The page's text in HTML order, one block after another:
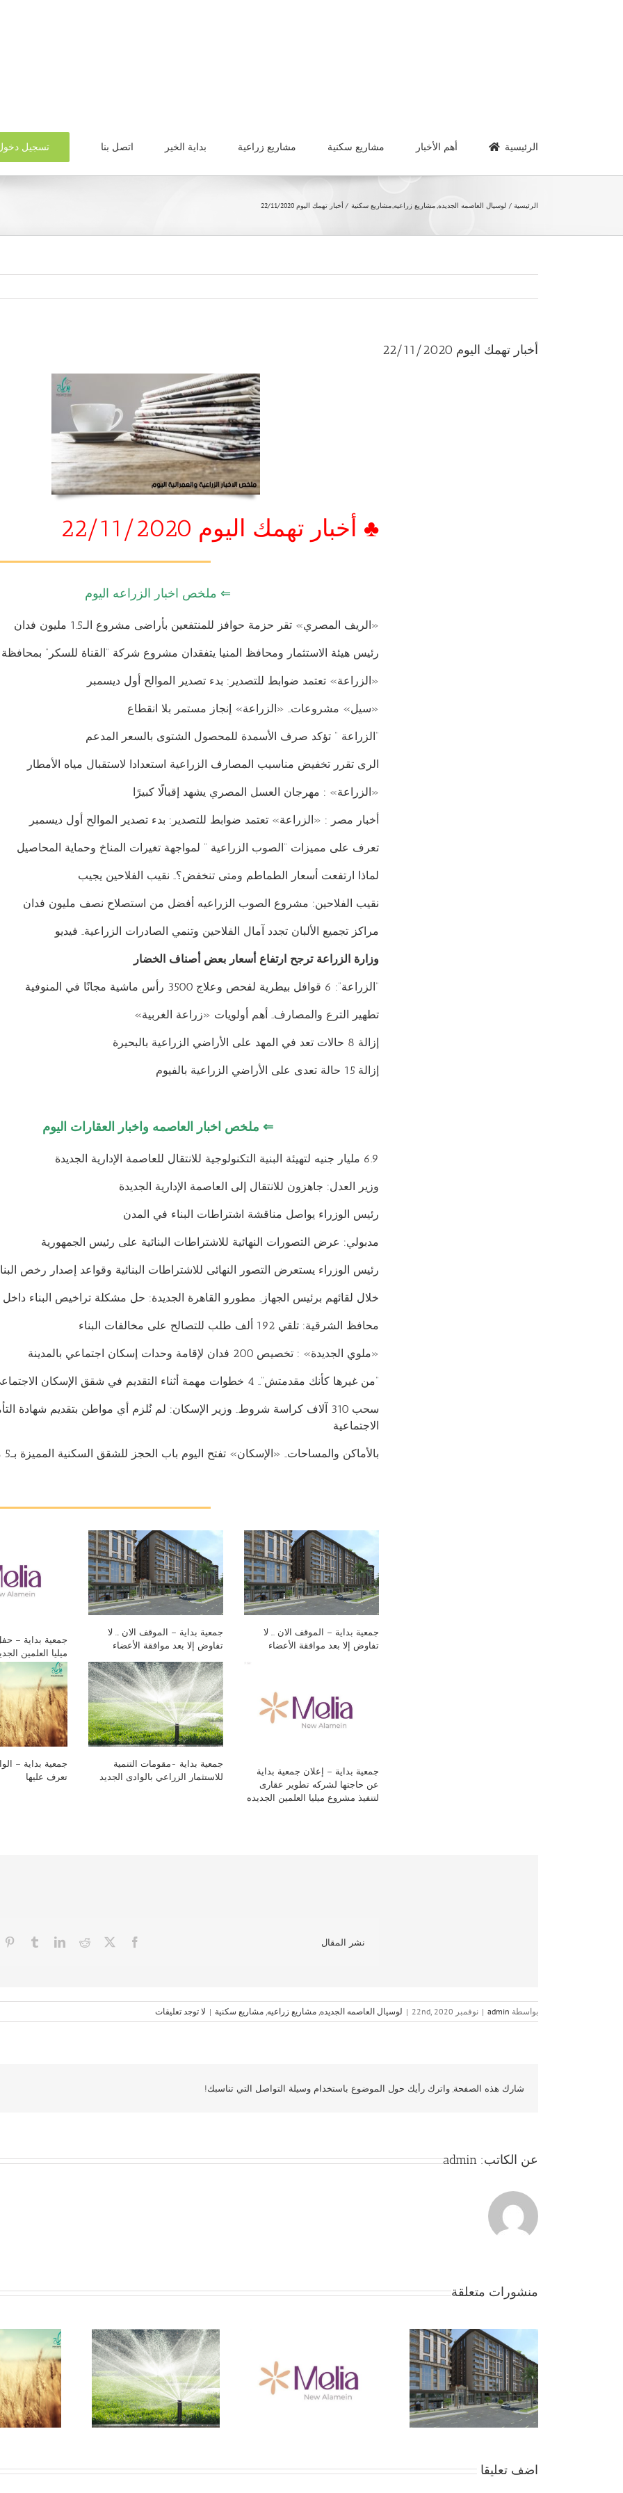
الرئيسية أهم الأخبار مشاريع سكنية مشاريع زراعية بداية الخير اتصل بنا تسجيل
الرئيسية لوسيال العاصمه الجديده مشاريع زراعيه مشاريع سكنية أخبار تهمك اليوم 22/11/2020
أخبار تهمك اليوم 22/11/2020
♣ أخبار تهمك اليوم 22/11/2020
⇐ ملخص اخبار الزراعه اليوم
«الريف المصري» تقر حزمة حوافز للمنتفعين بأراضى مشروع الـ1.5 مليون فدان
رئيس هيئة الاستثمار ومحافظ المنيا يتفقدان مشروع شركة “القناة للسكر” بمحافظة
«الزراعة» تعتمد ضوابط للتصدير: بدء تصدير الموالح أول ديسمبر
«سيل» مشروعات.. «الزراعة» إنجاز مستمر بلا انقطاع
“الزراعة ” تؤكد صرف الأسمدة للمحصول الشتوى بالسعر المدعم
الرى تقرر تخفيض مناسيب المصارف الزراعية استعدادا لاستقبال مياه الأمطار
«الزراعة» : مهرجان العسل المصري يشهد إقبالًا كبيرًا
أخبار مصر : «الزراعة» تعتمد ضوابط للتصدير: بدء تصدير الموالح أول ديسمبر
تعرف على مميزات “الصوب الزراعية ” لمواجهة تغيرات المناخ وحماية المحاصيل
لماذا ارتفعت أسعار الطماطم ومتى تنخفض؟.. نقيب الفلاحين يجيب
نقيب الفلاحين: مشروع الصوب الزراعيه أفضل من استصلاح نصف مليون فدان
مراكز تجميع الألبان تجدد آمال الفلاحين وتنمي الصادرات الزراعية.. فيديو
وزارة الزراعة ترجح ارتفاع أسعار بعض أصناف الخضار
“الزراعة”: 6 قوافل بيطرية لفحص وعلاج 3500 رأس ماشية مجانًا في المنوفية
تطهير الترع والمصارف.. أهم أولويات «زراعة الغربية»
إزالة 8 حالات تعد في المهد على الأراضي الزراعية بالبحيرة
إزالة 15 حالة تعدى على الأراضي الزراعية بالفيوم
⇐ ملخص اخبار العاصمه واخبار العقارات اليوم
6.9 مليار جنيه لتهيئة البنية التكنولوجية للانتقال للعاصمة الإدارية الجديدة
وزير العدل: جاهزون للانتقال إلى العاصمة الإدارية الجديدة
رئيس الوزراء يواصل مناقشة اشتراطات البناء في المدن
مدبولي: عرض التصورات النهائية للاشتراطات البنائية على رئيس الجمهورية
رئيس الوزراء يستعرض التصور النهائى للاشتراطات البنائية وقواعد إصدار رخص
خلال لقائهم برئيس الجهاز.. مطورو القاهرة الجديدة: حل مشكلة تراخيص البناء داخل
محافظ الشرقية: تلقي 192 ألف طلب للتصالح على مخالفات البناء
«ملوي الجديدة» : تخصيص 200 فدان لإقامة وحدات إسكان اجتماعي بالمدينة
“من غيرها كأنك مقدمتش”.. 4 خطوات مهمة أثناء التقديم في شقق الإسكان الاجتماعي
سحب 310 آلاف كراسة شروط.. وزير الإسكان: لم نُلزم أي مواطن بتقديم شهادة
الاجتماعية
بالأماكن والمساحات.. «الإسكان» تفتح اليوم باب الحجز للشقق السكنية المميزة بـ5 مدن جديدة
جمعية بداية – الموقف الان … لا
تفاوض إلا بعد موافقة الأعضاء
جمعية بداية – الموقف الان … لا
تفاوض إلا بعد موافقة الأعضاء
جمعية بداية –
ميليا العلمين
جمعية بداية – إعلان جمعية بداية
عن حاجتها لشركه تطوير عقارى
لتنفيذ مشروع ميليا العلمين الجديده
جمعية بداية -مقومات التنمية
للاستثمار الزراعي بالوادى الجديد
جمعية بداية –
تعرف عليها
نشر المقال
بواسطة admin
| نوفمبر 22nd, 2020 | لوسيال العاصمه الجديده, مشاريع زراعيه, مشاريع سكنية | لا توجد تعليقات
شارك هذه الصفحة, واترك رأيك حول الموضوع باستخدام وسيلة التواصل التي تناسبك!
عن الكاتب: admin
منشورات متعلقة
جمعية بداية – الموقف الان
… لا تفاوض إلا بعد موافقة
جمعية بداية – إعلان جمعية
بداية عن حاجتها لشركه
تطوير عقارى لتنفيذ
مشروع ميليا العلمين
الجديده
جمعية بداية -
التنمية للاستثمار
بالوادى الجديد
اضف تعليقا